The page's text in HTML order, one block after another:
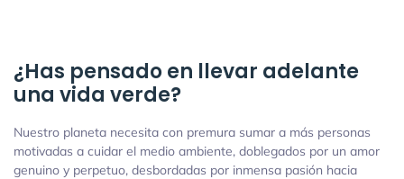
¿Has pensado en llevar adelante
una vida verde?
Nuestro planeta necesita con premura sumar a más personas
motivadas a cuidar el medio ambiente, doblegados por un amor
genuino y perpetuo, desbordadas por inmensa pasión hacia